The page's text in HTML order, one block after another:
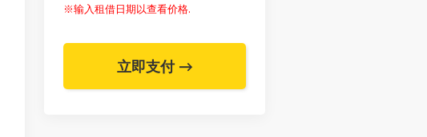
※输入租借日期以查看价格.
立即支付 →